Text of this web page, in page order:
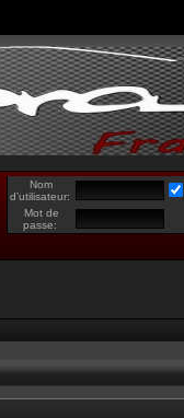
Nom
d’utilisateur:
Mot de
passe: